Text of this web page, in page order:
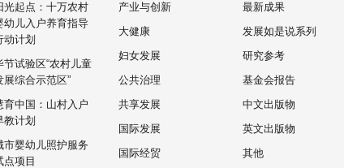
光起点：十万农村
幼儿入户养育指导
动计划
节试验区“农村儿童
展综合示范区”
育中国：山村入户
教计划
市婴幼儿照护服务
点项目
产业与创新
大健康
妇女发展
公共治理
共享发展
国际发展
国际经贸
最新成果
发展如是说系列
研究参考
基金会报告
中文出版物
英文出版物
其他